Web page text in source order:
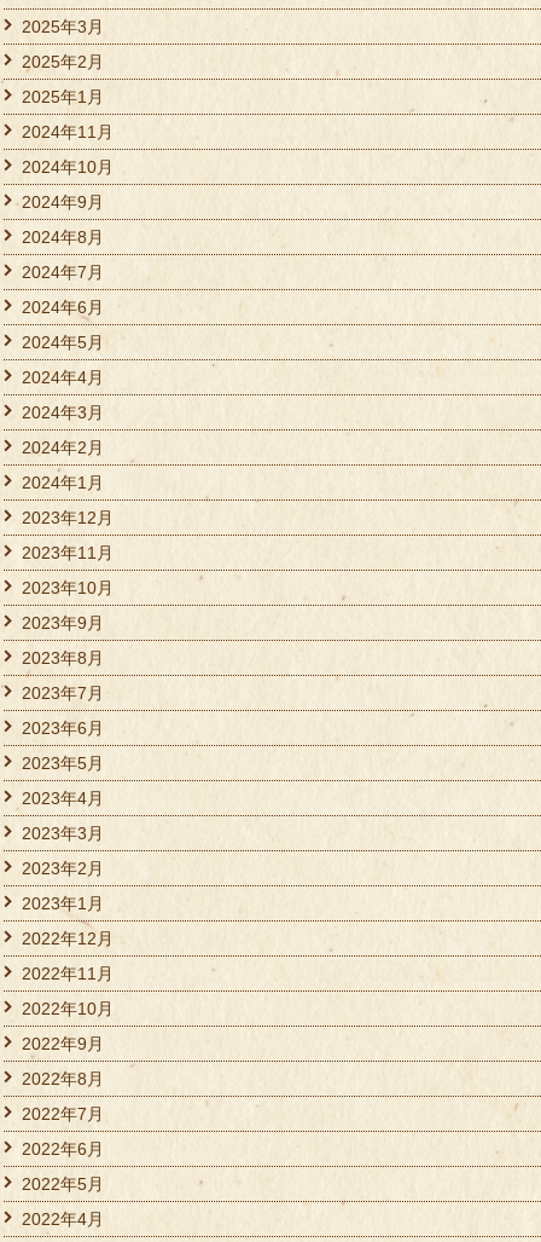
2025年3月
2025年2月
2025年1月
2024年11月
2024年10月
2024年9月
2024年8月
2024年7月
2024年6月
2024年5月
2024年4月
2024年3月
2024年2月
2024年1月
2023年12月
2023年11月
2023年10月
2023年9月
2023年8月
2023年7月
2023年6月
2023年5月
2023年4月
2023年3月
2023年2月
2023年1月
2022年12月
2022年11月
2022年10月
2022年9月
2022年8月
2022年7月
2022年6月
2022年5月
2022年4月